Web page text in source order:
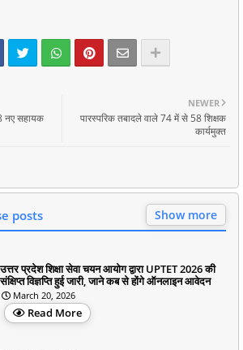
NEWER
पारस्परिक तबादले वाले 74 में से 58 शिक्षक
कार्यमुक्त
नए सहायक
posts Show more
उत्तर प्रदेश शिक्षा सेवा चयन आयोग द्वारा UPTET 2026 की
संक्षिप्त विज्ञप्ति हुई जारी, जाने कब से होंगे ऑनलाइन आवेदन
March 20, 2026
Read More